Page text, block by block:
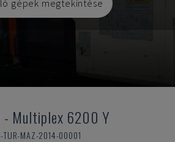
gépek megtekintése
- Multiplex 6200 Y
TUR-MAZ-2014-00001